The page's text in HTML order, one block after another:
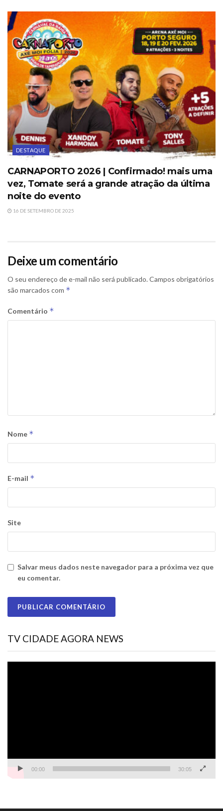
DESTAQUE
CARNAPORTO 2026 | Confirmado! mais uma
vez, Tomate será a grande atração da última
noite do evento
16 DE SETEMBRO DE 2025
Deixe um comentário
O seu endereço de e-mail não será publicado. Campos obrigatórios
são marcados com *
Comentário *
Nome *
E-mail *
Site
Salvar meus dados neste navegador para a próxima vez que
eu comentar.
TV CIDADE AGORA NEWS
00:00 30:05